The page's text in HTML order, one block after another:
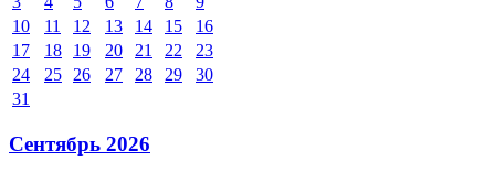
10
11 12 13 14 15
16
17
18 19 20 21 22
23
24
25 26 27 28 29
30
31
Сентябрь 2026